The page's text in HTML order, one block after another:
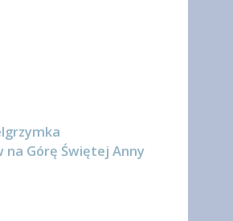
Górę Świętej Anny